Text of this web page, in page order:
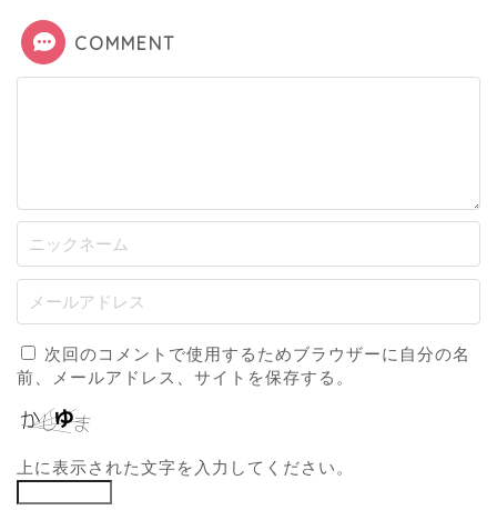
COMMENT
次回のコメントで使用するためブラウザーに自分の名
前、メールアドレス、サイトを保存する。
上に表示された文字を入力してください。